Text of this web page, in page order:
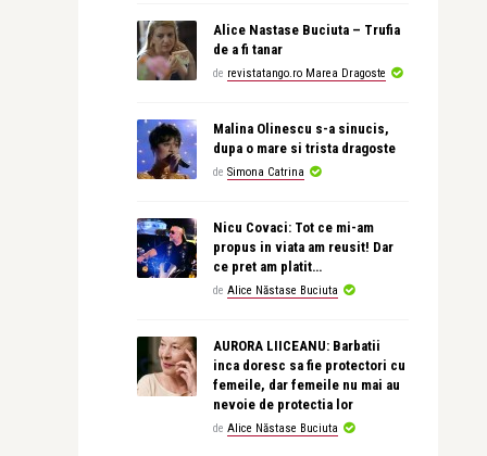
Alice Nastase Buciuta – Trufia
de a fi tanar
de revistatango.ro Marea Dragoste
Malina Olinescu s-a sinucis,
dupa o mare si trista dragoste
de Simona Catrina
Nicu Covaci: Tot ce mi-am
propus in viata am reusit! Dar
ce pret am platit…
de Alice Năstase Buciuta
AURORA LIICEANU: Barbatii
inca doresc sa fie protectori cu
femeile, dar femeile nu mai au
nevoie de protectia lor
de Alice Năstase Buciuta